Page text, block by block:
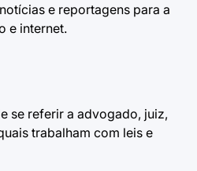
e reportagens para a
e internet.
se referir a advogado, juiz,
trabalham com leis e